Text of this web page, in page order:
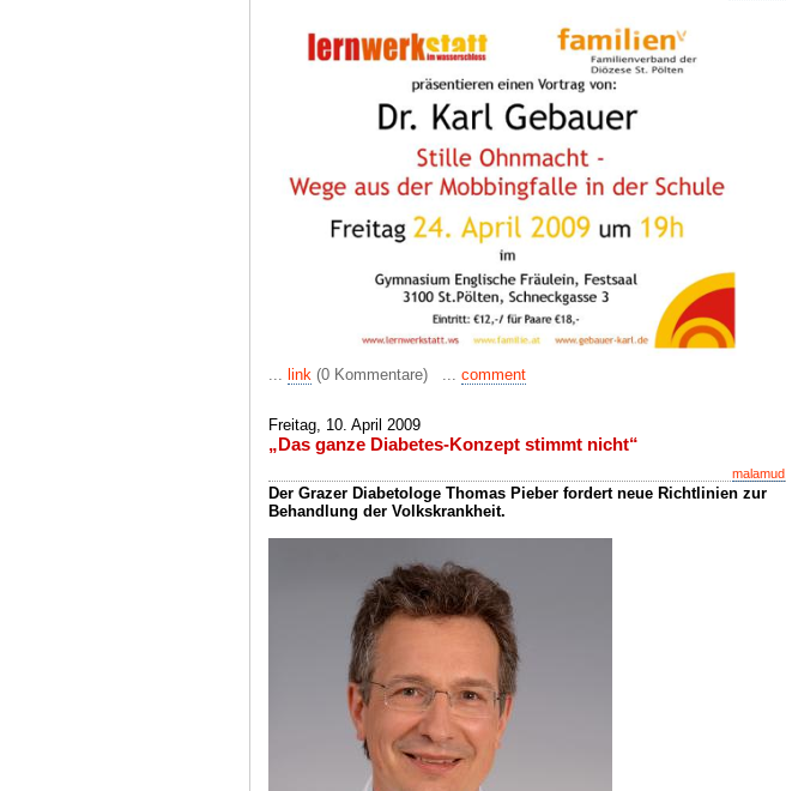
... link (0 Kommentare) ... comment
Freitag, 10. April 2009
„Das ganze Diabetes-Konzept stimmt nicht“
malamud
Der Grazer Diabetologe Thomas Pieber fordert neue Richtlinien zur
Behandlung der Volkskrankheit.